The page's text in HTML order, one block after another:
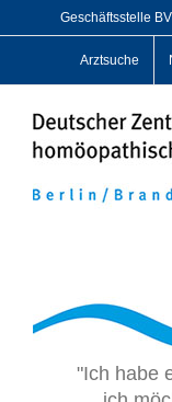
springen
Geschäftsstelle
Arztsuche
"Ich habe